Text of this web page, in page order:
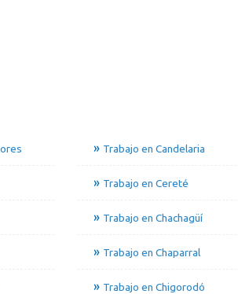
Trabajo en Candelaria
Trabajo en Cereté
Trabajo en Chachagüí
Trabajo en Chaparral
Trabajo en Chigorodó